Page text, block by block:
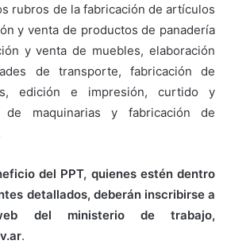
rubros de la fabricación de artículos
y venta de productos de panadería
y venta de muebles, elaboración
de transporte, fabricación de
edición e impresión, curtido y
de maquinarias y fabricación de
del PPT, quienes estén dentro
detallados, deberán inscribirse a
del ministerio de trabajo,
.